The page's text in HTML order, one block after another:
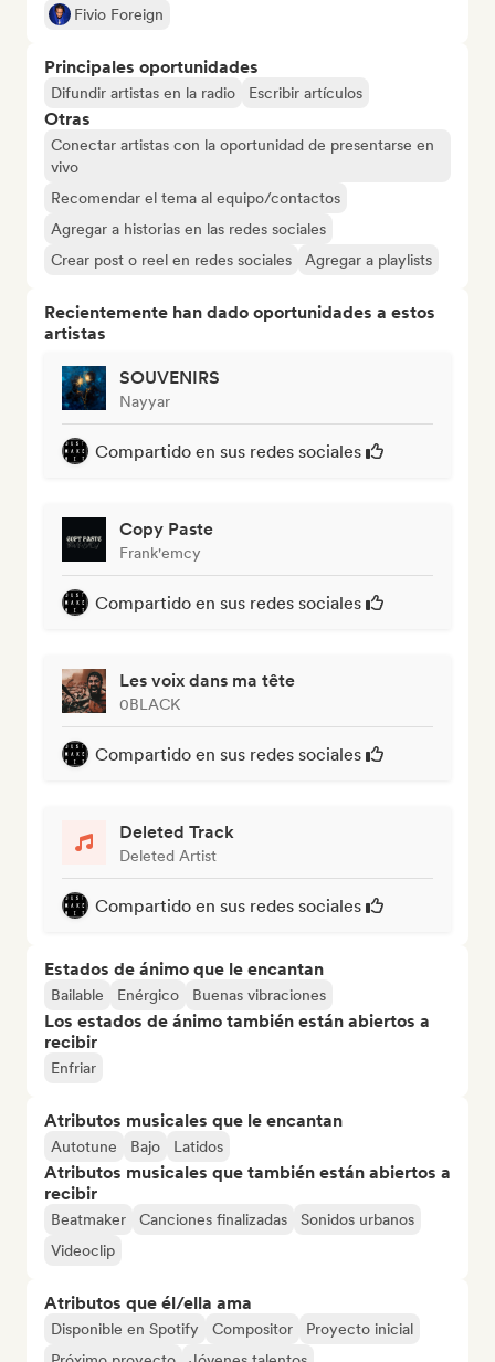
Fivio Foreign
Principales oportunidades
Difundir artistas en la radio Escribir artículos
Otras
Conectar artistas con la oportunidad de presentarse en
vivo
Recomendar el tema al equipo/contactos
Agregar a historias en las redes sociales
Crear post o reel en redes sociales
Agregar a playlists
Recientemente han dado oportunidades a estos
artistas
SOUVENIRS
Nayyar
Compartido en sus redes sociales
Copy Paste
Frank'emcy
Compartido en sus redes sociales
Les voix dans ma tête
0BLACK
Compartido en sus redes sociales
Deleted Track
Deleted Artist
Compartido en sus redes sociales
Estados de ánimo que le encantan
Bailable Enérgico Buenas vibraciones
Los estados de ánimo también están abiertos a
recibir
Enfriar
Atributos musicales que le encantan
Autotune Bajo Latidos
Atributos musicales que también están abiertos a
recibir
Beatmaker Canciones finalizadas
Sonidos urbanos
Videoclip
Atributos que él/ella ama
Disponible en Spotify Compositor
Proyecto inicial